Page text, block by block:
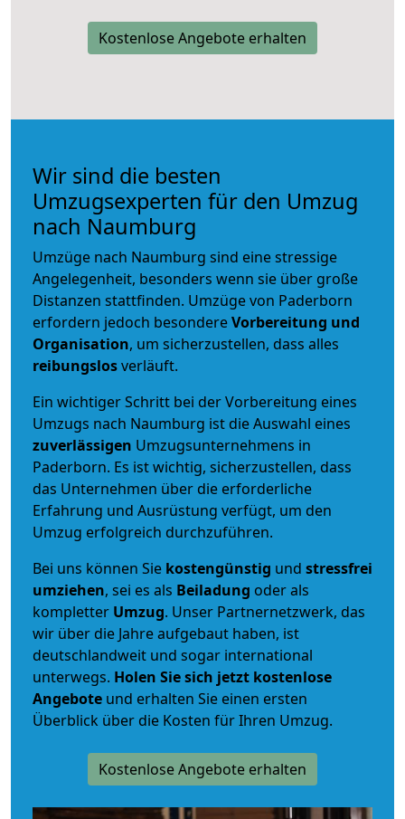
Kostenlose Angebote erhalten
Wir sind die besten
Umzugsexperten für den Umzug
nach Naumburg
Umzüge nach Naumburg sind eine stressige
Angelegenheit, besonders wenn sie über große
Distanzen stattfinden. Umzüge von Paderborn
erfordern jedoch besondereVorbereitung und
Organisation, um sicherzustellen, dass alles
reibungslosverläuft.
Ein wichtiger Schritt bei der Vorbereitung eines
Umzugs nach Naumburg ist die Auswahl eines
zuverlässigen Umzugsunternehmens in
Paderborn. Es ist wichtig, sicherzustellen, dass
das Unternehmen über die erforderliche
Erfahrung und Ausrüstung verfügt, um den
Umzug erfolgreich durchzuführen.
Bei uns können Sie kostengünstig und stressfrei
umziehen, sei es als Beiladung oder als
kompletter Umzug. Unser Partnernetzwerk, das
wir über die Jahre aufgebaut haben, ist
deutschlandweit und sogar international
unterwegs. Holen Sie sich jetzt kostenlose
Angebote und erhalten Sie einen ersten
Überblick über die Kosten für Ihren Umzug.
Kostenlose Angebote erhalten